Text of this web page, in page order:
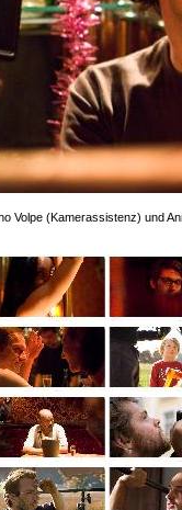
Volpe (Kamerassistenz) und